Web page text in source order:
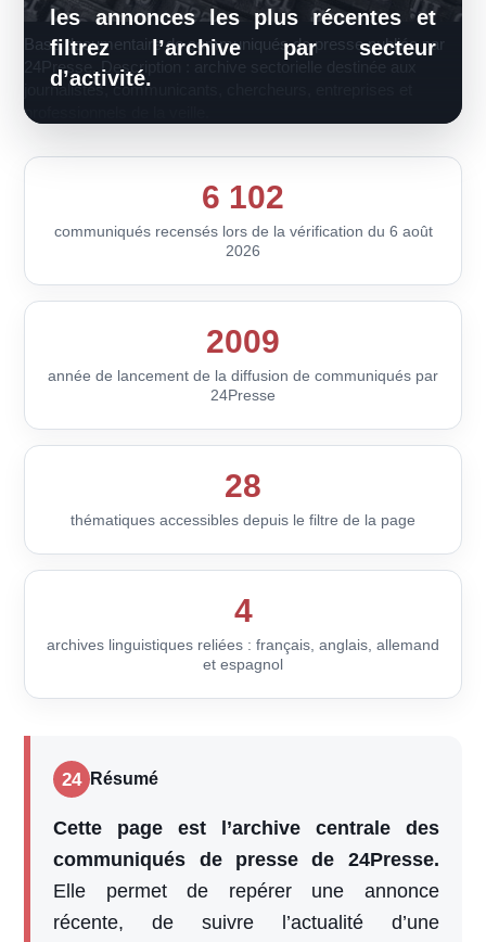
les annonces les plus récentes et
filtrez l’archive par secteur
d’activité.
Base documentaire de communiqués de presse publiée par
24Presse. Description : archive sectorielle destinée aux
journalistes, communicants, chercheurs, entreprises et
professionnels de la veille.
6 102
communiqués recensés lors de la vérification du 6 août
2026
2009
année de lancement de la diffusion de communiqués par
24Presse
28
thématiques accessibles depuis le filtre de la page
4
archives linguistiques reliées : français, anglais, allemand
et espagnol
24 Résumé
Cette page est l’archive centrale des
communiqués de presse de 24Presse.
Elle permet de repérer une annonce
récente, de suivre l’actualité d’une